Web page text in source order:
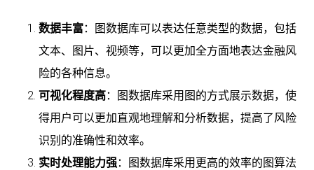
数据丰富：图数据库可以表达任意类型的数据，包括
文本、图片、视频等，可以更加全方面地表达金融风
险的各种信息。
可视化程度高：图数据库采用图的方式展示数据，使
得用户可以更加直观地理解和分析数据，提高了风险
识别的准确性和效率。
实时处理能力强：图数据库采用更高的效率的图算法